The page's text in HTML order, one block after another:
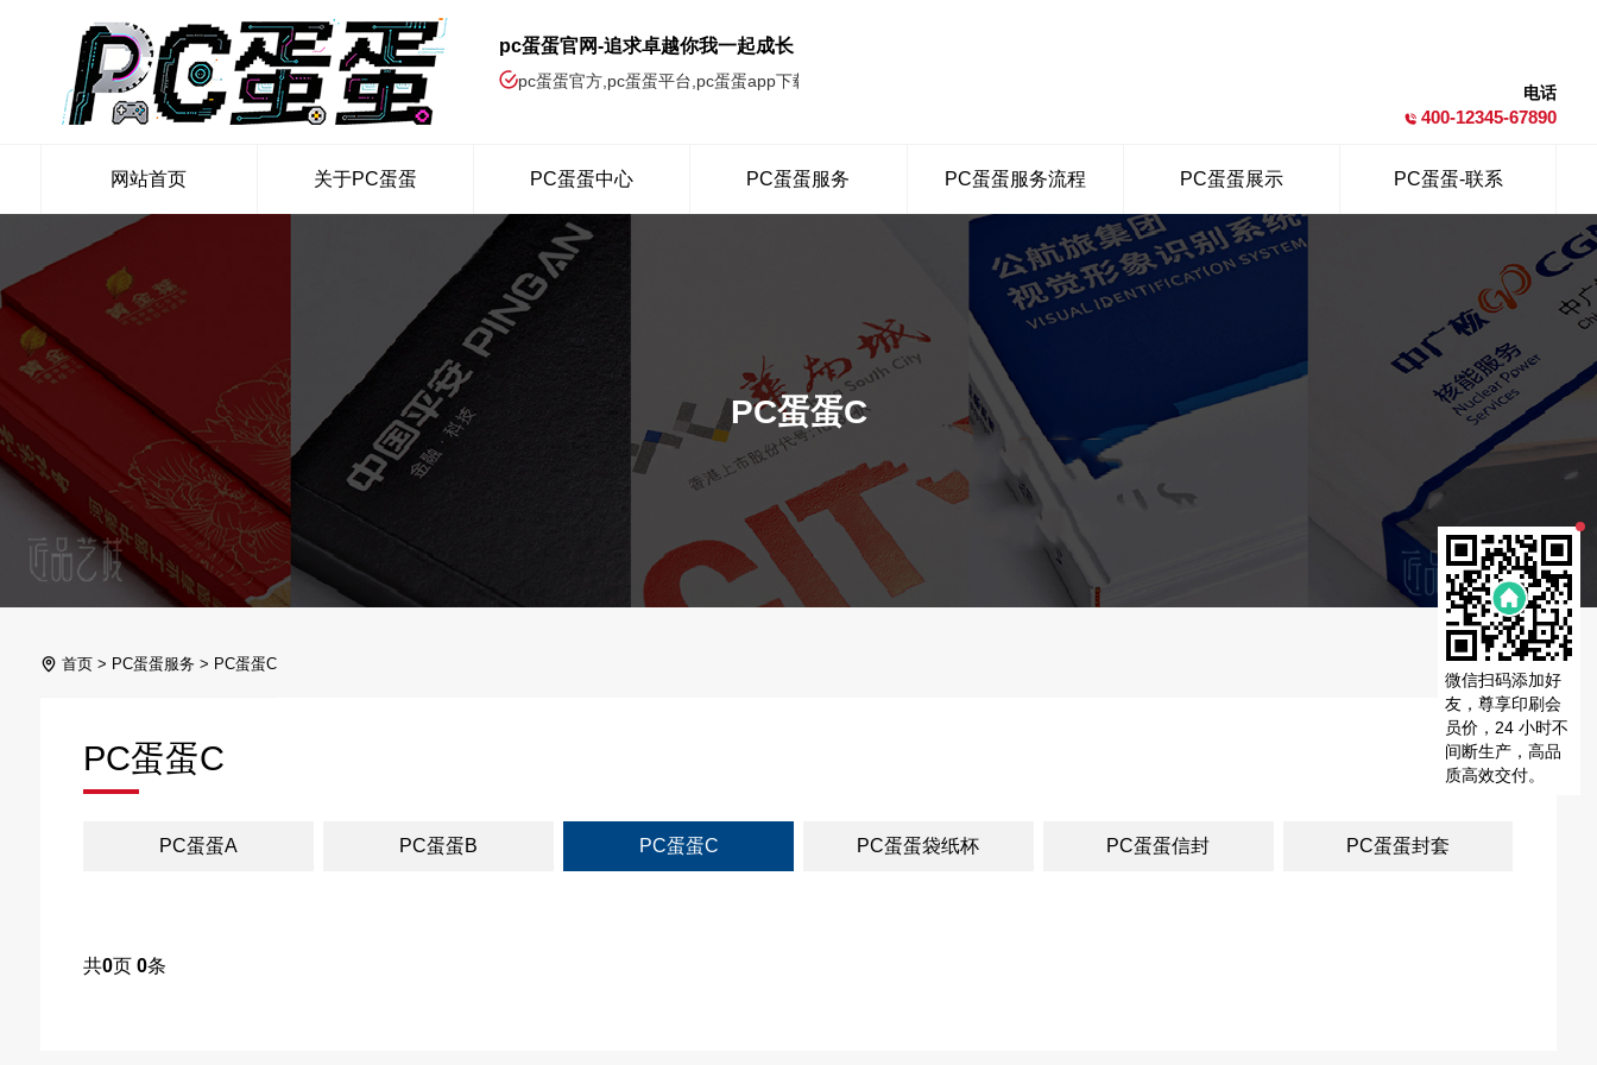
pc蛋蛋官网-追求卓越你我一起成长
pc蛋蛋官方,pc蛋蛋平台,pc蛋蛋app下载,pc蛋蛋官网
电话
400-12345-67890
网站首页 关于PC蛋蛋 PC蛋蛋中心 PC蛋蛋服务 PC蛋蛋服务流程 PC蛋蛋展示 PC蛋蛋-联系
PC蛋蛋C
首页 > PC蛋蛋服务> PC蛋蛋C
PC蛋蛋C
PC蛋蛋A PC蛋蛋B PC蛋蛋C PC蛋蛋袋纸杯 PC蛋蛋信封 PC蛋蛋封套
共0页0条
微信扫码添加好
友，尊享印刷会
员价，24 小时不
间断生产，高品
质高效交付。